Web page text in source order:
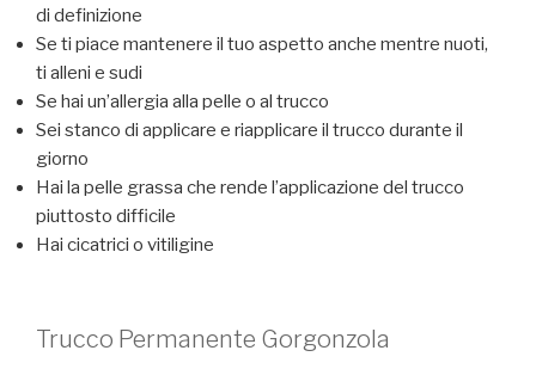
di definizione
Se ti piace mantenere il tuo aspetto anche mentre nuoti,
ti alleni e sudi
Se hai un’allergia alla pelle o al trucco
Sei stanco di applicare e riapplicare il trucco durante il
giorno
Hai la pelle grassa che rende l’applicazione del trucco
piuttosto difficile
Hai cicatrici o vitiligine
Trucco Permanente Gorgonzola